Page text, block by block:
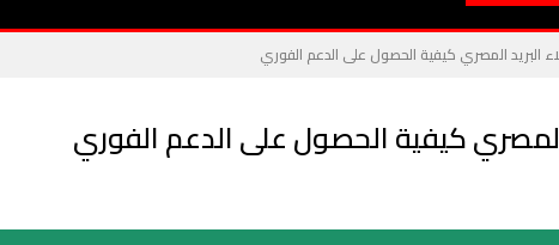
البريد المصري كيفية الحصول على الدعم الفوري
كيفية الحصول على الدعم الفوري